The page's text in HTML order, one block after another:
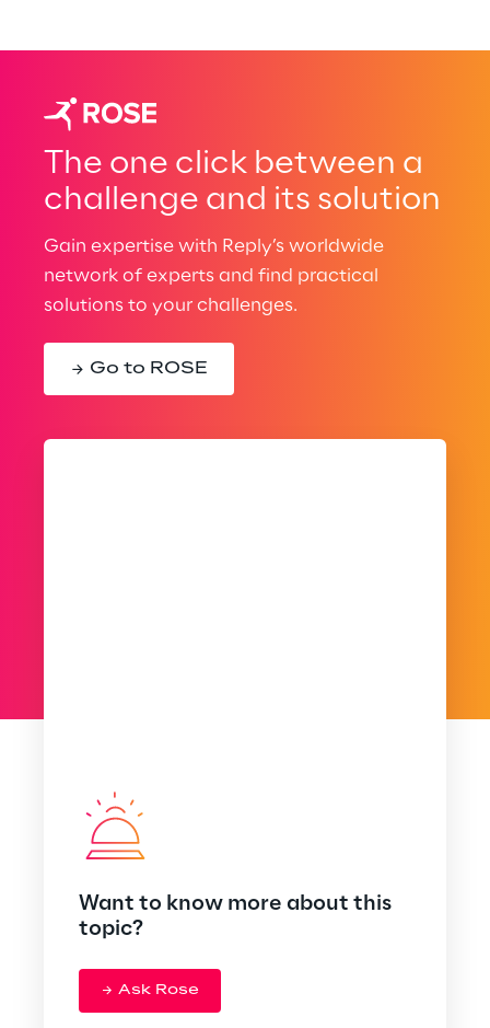
The one click between a
challenge and its solution
Gain expertise with Reply’s worldwide
network of experts and find practical
solutions to your challenges.
Go to ROSE
Want to know more about this
topic?
Ask Rose